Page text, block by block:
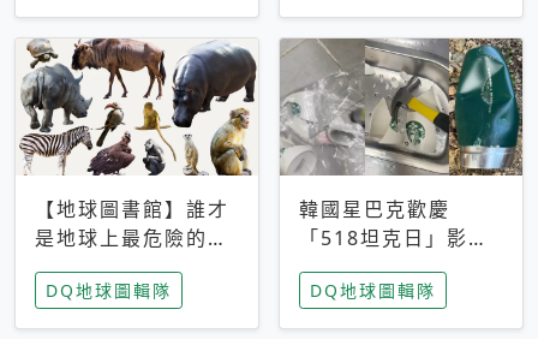
【地球圖書館】誰才
是地球上最危險的動
物？人類喜好決定哪
些動物「揹黑鍋」
DQ地球圖輯隊
韓國星巴克歡慶
「518坦克日」影射
光州民主化運動 民
眾：別在歷史傷口上
做生意
DQ地球圖輯隊